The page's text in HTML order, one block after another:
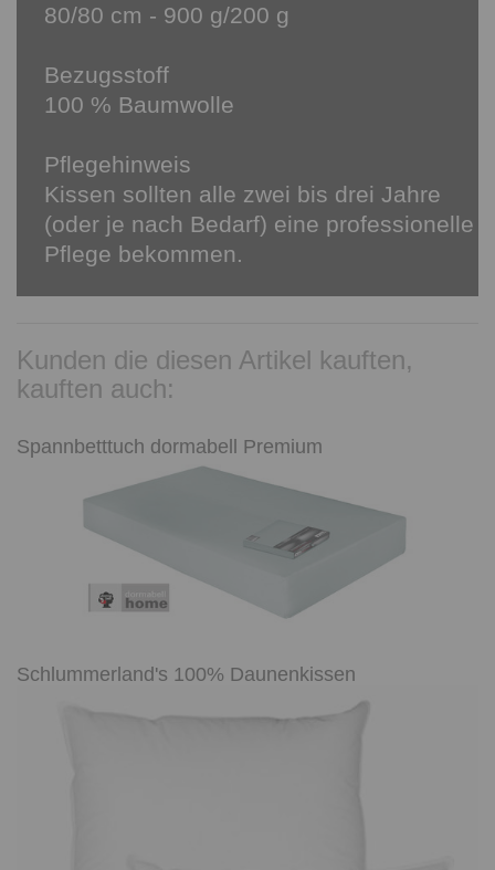
80/80 cm - 900 g/200 g
Bezugsstoff
100 % Baumwolle
Pflegehinweis
Kissen sollten alle zwei bis drei Jahre
(oder je nach Bedarf) eine professionelle
Pflege bekommen.
Kunden die diesen Artikel kauften,
kauften auch:
Spannbetttuch dormabell Premium
Schlummerland's 100% Daunenkissen